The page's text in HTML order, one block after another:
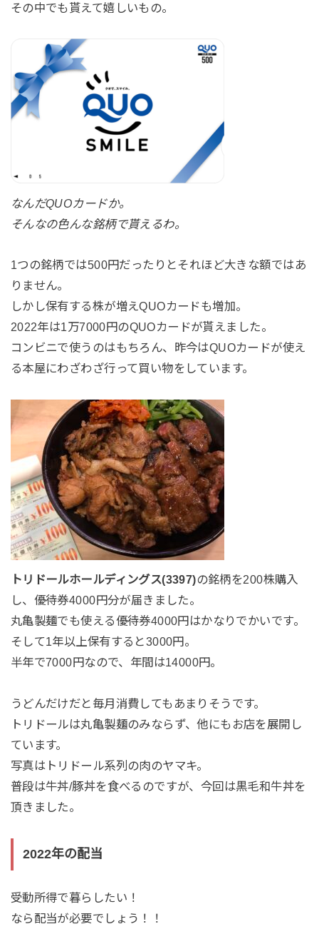
その中でも貰えて嬉しいもの。
なんだQUOカードか。
そんなの色んな銘柄で貰えるわ。
1つの銘柄では500円だったりとそれほど大きな額ではあ
りません。
しかし保有する株が増えQUOカードも増加。
2022年は1万7000円のQUOカードが貰えました。
コンビニで使うのはもちろん、昨今はQUOカードが使え
る本屋にわざわざ行って買い物をしています。
トリドールホールディングス(3397)の銘柄を200株購入
し、優待券4000円分が届きました。
丸亀製麺でも使える優待券4000円はかなりでかいです。
そして1年以上保有すると3000円。
半年で7000円なので、年間は14000円。
うどんだけだと毎月消費してもあまりそうです。
トリドールは丸亀製麺のみならず、他にもお店を展開し
ています。
写真はトリドール系列の肉のヤマキ。
普段は牛丼/豚丼を食べるのですが、今回は黒毛和牛丼を
頂きました。
2022年の配当
受動所得で暮らしたい！
なら配当が必要でしょう！！